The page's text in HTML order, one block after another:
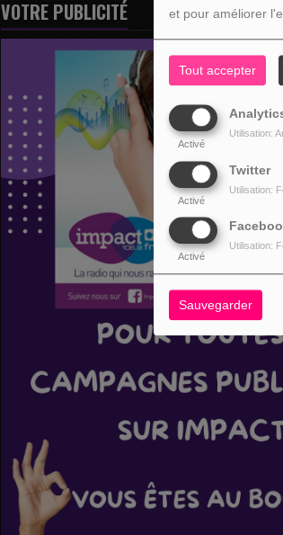
et pour améliorer
Tout accepter
Activé
Utilisation:
Twitter
Activé
Utilisation:
Activé
Utilisation:
Sauvegarder
VOTRE PUBLICITÉ